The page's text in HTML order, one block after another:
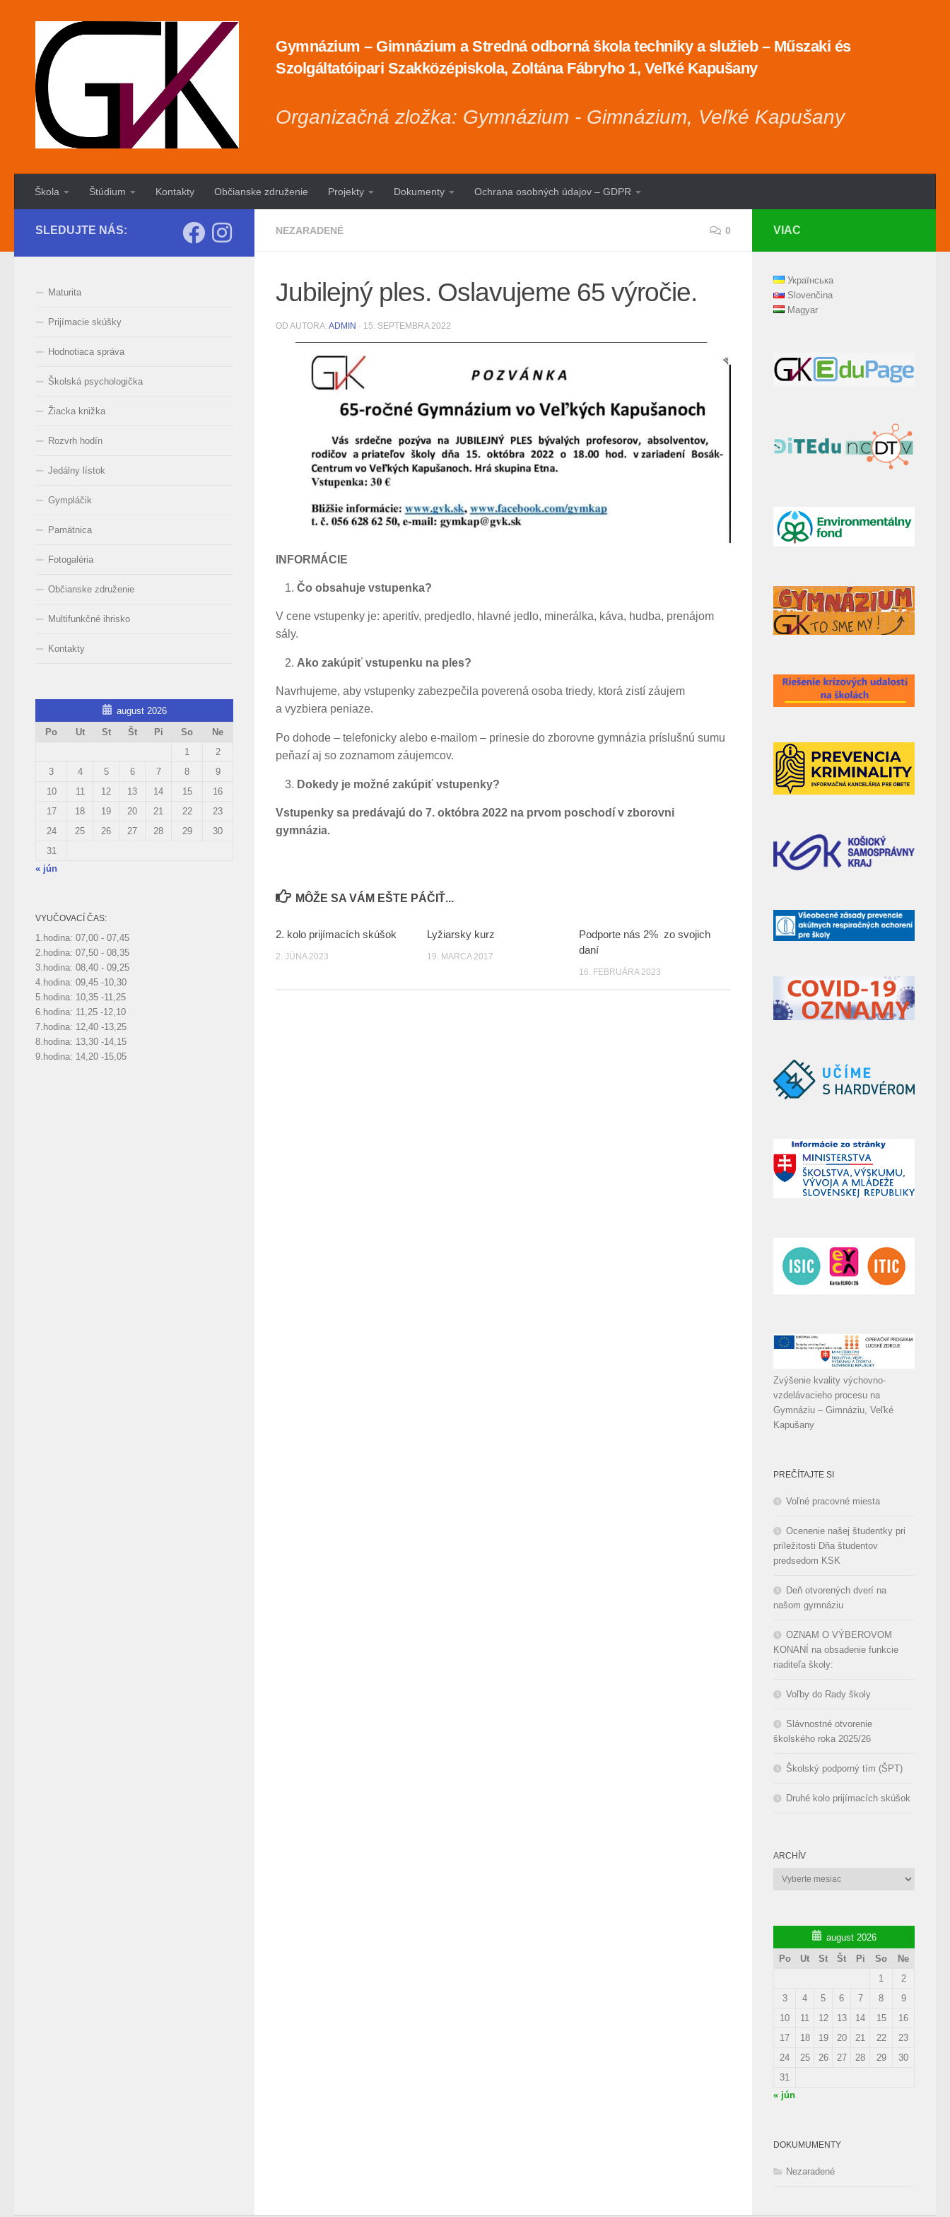
Preskočiť na obsah
Gymnázium – Gimnázium a Stredná odborná škola techniky a služieb – Műszaki és
Szolgáltatóipari Szakközépiskola, Zoltána Fábryho 1, Veľké Kapušany
Organizačná zložka: Gymnázium - Gimnázium, Veľké Kapušany
Škola Štúdium Kontakty Občianske združenie Projekty Dokumenty Ochrana osobných údajov – GDPR
NEZARADENÉ 0
Jubilejný ples. Oslavujeme 65 výročie.
OD AUTORA: ADMIN · 15. SEPTEMBRA 2022
INFORMÁCIE
Čo obsahuje vstupenka?
V cene vstupenky je: aperitív, predjedlo, hlavné jedlo, minerálka, káva, hudba, prenájom
sály.
Ako zakúpiť vstupenku na ples?
Navrhujeme, aby vstupenky zabezpečila poverená osoba triedy, ktorá zistí záujem
a vyzbiera peniaze.
Po dohode – telefonicky alebo e-mailom – prinesie do zborovne gymnázia príslušnú sumu
peňazí aj so zoznamom záujemcov.
Dokedy je možné zakúpiť vstupenky?
Vstupenky sa predávajú do 7. októbra 2022 na prvom poschodí v zborovni
gymnázia.
MÔŽE SA VÁM EŠTE PÁČIŤ...
2. kolo prijímacích skúšok
2. JÚNA 2023
Lyžiarsky kurz
19. MARCA 2017
Podporte nás 2% zo svojich
daní
16. FEBRUÁRA 2023
SLEDUJTE NÁS:
Maturita
Prijímacie skúšky
Hodnotiaca správa
Školská psychologička
Žiacka knižka
Rozvrh hodín
Jedálny lístok
Gympláčik
Pamätnica
Fotogaléria
Občianske združenie
Multifunkčné ihrisko
Kontakty
august 2026
Po
Ut St Št Pi So
Ne
1
2
3
4 5 6 7 8
9
10
11 12 13 14 15
16
17
18 19 20 21 22
23
24
25 26 27 28 29
30
31
« jún
VYUČOVACÍ ČAS:
1.hodina: 07,00 - 07,45
2.hodina: 07,50 - 08,35
3.hodina: 08,40 - 09,25
4.hodina: 09,45 -10,30
5.hodina: 10,35 -11,25
6.hodina: 11,25 -12,10
7.hodina: 12,40 -13,25
8.hodina: 13,30 -14,15
9.hodina: 14,20 -15,05
VIAC
Українська
Slovenčina
Magyar
Zvýšenie kvality výchovno-
vzdelávacieho procesu na
Gymnáziu – Gimnáziu, Veľké
Kapušany
PREČÍTAJTE SI
Voľné pracovné miesta
Ocenenie našej študentky pri
príležitosti Dňa študentov
predsedom KSK
Deň otvorených dverí na
našom gymnáziu
OZNAM O VÝBEROVOM
KONANÍ na obsadenie funkcie
riaditeľa školy:
Voľby do Rady školy
Slávnostné otvorenie
školského roka 2025/26
Školský podporný tím (ŠPT)
Druhé kolo prijímacích skúšok
ARCHÍV
Archív
august 2026
Po
Ut St Št Pi So
Ne
1
2
3
4 5 6 7 8
9
10
11 12 13 14 15
16
17
18 19 20 21 22
23
24
25 26 27 28 29
30
31
« jún
DOKUMUMENTY
Nezaradené